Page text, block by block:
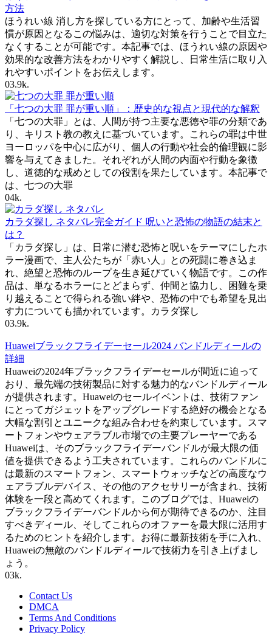
方法
ほうれい線 消し方を探している方にとって、加齢や生活習
慣が原因となるこの悩みは、適切な対策を行うことで目立た
なくすることが可能です。本記事では、ほうれい線の原因や
効果的な改善方法をわかりやすく解説し、日常生活に取り入
れやすいポイントをお伝えします。
03.9k.
「七つの大罪 罪が重い順」：歴史的な視点と現代的な解釈
「七つの大罪」とは、人間が持つ主要な悪徳や罪の分類であ
り、キリスト教の教えに基づいています。これらの罪は中世
ヨーロッパを中心に広がり、個人の行動や社会的倫理観に影
響を与えてきました。それぞれが人間の内面や行動を象徴
し、道徳的な戒めとしての役割を果たしています。本記事で
は、七つの大罪
04k.
カラダ探し ネタバレ完全ガイド 呪いと恐怖の物語の結末と
は？
「カラダ探し」は、日常に潜む恐怖と呪いをテーマにしたホ
ラー漫画で、主人公たちが「赤い人」との死闘に巻き込ま
れ、絶望と恐怖のループを生き延びていく物語です。この作
品は、単なるホラーにとどまらず、仲間と協力し、困難を乗
り越えることで得られる強い絆や、恐怖の中でも希望を見出
す力についても描かれています。カラダ探し
03.9k.
Huaweiブラックフライデーセール2024 バンドルディールの
詳細
Huaweiの2024年ブラックフライデーセールが間近に迫って
おり、最先端の技術製品に対する魅力的なバンドルディール
が提供されます。Huaweiのセールイベントは、技術ファン
にとってガジェットをアップグレードする絶好の機会となる
大幅な割引とユニークな組み合わせを約束しています。スマ
ートフォンやウェアラブル市場での主要プレーヤーである
Huaweiは、そのブラックフライデーバンドルが最大限の価
値を提供できるよう工夫されています。これらのバンドルに
は最新のスマートフォン、スマートウォッチなどの高度なウ
ェアラブルデバイス、その他のアクセサリーが含まれ、技術
体験を一段と高めてくれます。このブログでは、Huaweiの
ブラックフライデーバンドルから何が期待できるのか、注目
すべきディール、そしてこれらのオファーを最大限に活用す
るためのヒントを紹介します。お得に最新技術を手に入れ、
Huaweiの無敵のバンドルディールで技術力を引き上げまし
ょう。
03k.
Contact Us
DMCA
Terms And Conditions
Privacy Policy